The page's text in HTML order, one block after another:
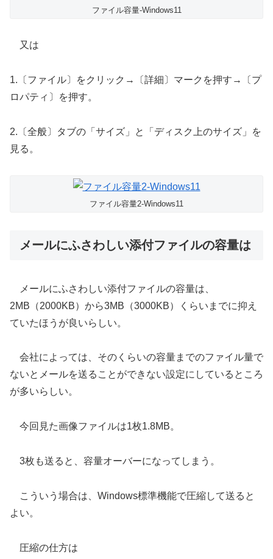
ファイル容量-Windows11
又は
1.〔ファイル〕をクリック→〔詳細〕マークを押す→〔プ
ロパティ〕を押す。
2.〔全般〕タブの「サイズ」と「ディスク上のサイズ」を
見る。
ファイル容量2-Windows11
メールにふさわしい添付ファイルの容量は
メールにふさわしい添付ファイルの容量は、
2MB（2000KB）から3MB（3000KB）くらいまでに抑え
ていたほうが良いらしい。
会社によっては、そのくらいの容量までのファイル量で
ないとメールを送ることができない設定にしているところ
が多いらしい。
今回見た画像ファイルは1枚1.8MB。
3枚も送ると、容量オーバーになってしまう。
こういう場合は、Windows標準機能で圧縮して送ると
よい。
圧縮の仕方は